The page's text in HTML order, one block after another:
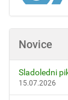
Novice
Sladoledni
15.07.2026